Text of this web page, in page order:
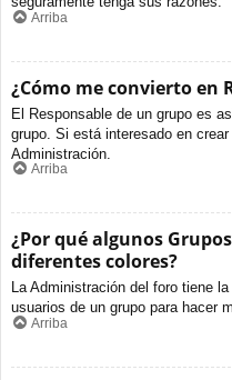
Arriba
¿Cómo me convierto en
El Responsable de un grupo es
grupo. Si está interesado en
Administración.
Arriba
¿Por qué algunos
diferentes colores?
La Administración del foro tiene
usuarios de un grupo para hacer
Arriba